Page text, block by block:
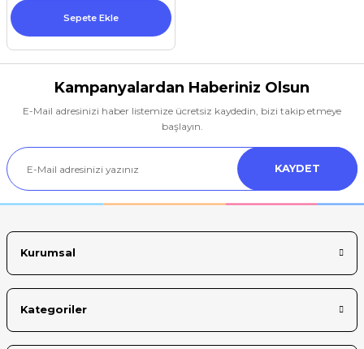
Sepete Ekle
Kampanyalardan Haberiniz Olsun
E-Mail adresinizi haber listemize ücretsiz kaydedin, bizi takip etmeye
başlayın.
KAYDET
Kurumsal
Kategoriler